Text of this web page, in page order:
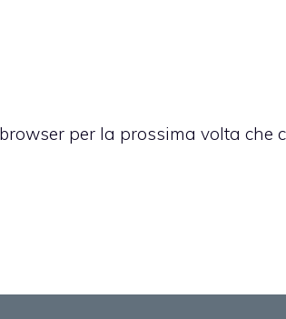
per la prossima volta che